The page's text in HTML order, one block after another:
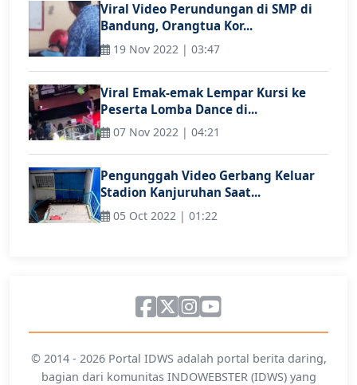
Viral Video Perundungan di SMP di
Bandung, Orangtua Kor...
19 Nov 2022 | 03:47
Viral Emak-emak Lempar Kursi ke
Peserta Lomba Dance di...
07 Nov 2022 | 04:21
Pengunggah Video Gerbang Keluar
Stadion Kanjuruhan Saat...
05 Oct 2022 | 01:22
© 2014 - 2026 Portal IDWS adalah portal berita daring,
bagian dari komunitas INDOWEBSTER (IDWS) yang